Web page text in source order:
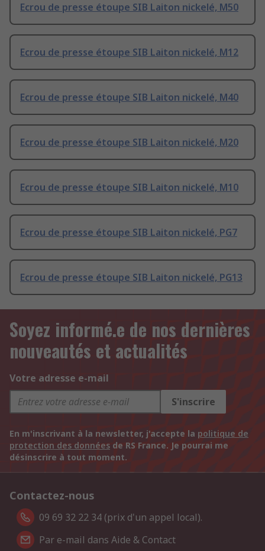
Ecrou de presse étoupe SIB Laiton nickelé, M50
Ecrou de presse étoupe SIB Laiton nickelé, M12
Ecrou de presse étoupe SIB Laiton nickelé, M40
Ecrou de presse étoupe SIB Laiton nickelé, M20
Ecrou de presse étoupe SIB Laiton nickelé, M10
Ecrou de presse étoupe SIB Laiton nickelé, PG7
Ecrou de presse étoupe SIB Laiton nickelé, PG13
Soyez informé.e de nos dernières
nouveautés et actualités
Votre adresse e-mail
S'inscrire
En m'inscrivant à la newsletter, j'accepte la politique de
protection des données de RS France. Je pourrai me
désinscrire à tout moment.
Contactez-nous
09 69 32 22 34 (prix d'un appel local).
Par e-mail dans Aide & Contact